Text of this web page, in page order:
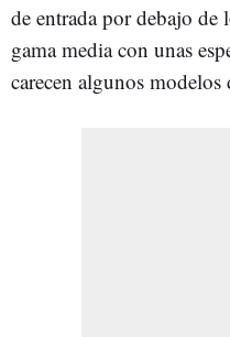
de entrada por debajo de
gama media con unas
carecen algunos modelos